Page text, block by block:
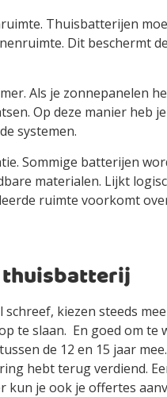
Thuisbatterijen
Dit beschermt
Als je zonnepanelen
Op deze manier heb
systemen.
Sommige batterijen
materialen. Lijkt
ruimte voorkomt
thuisbatterij
schreef, kiezen steeds
te slaan. En goed om te
de 12 en 15 jaar
hebt terug verdiend.
kun je ook je offertes